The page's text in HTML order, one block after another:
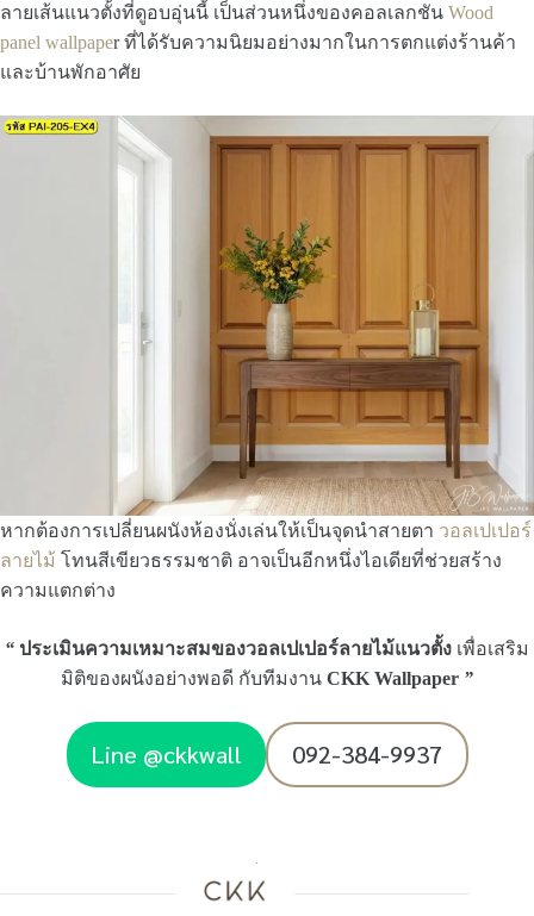
ลายเส้นแนวตั้งที่ดูอบอุ่นนี้ เป็นส่วนหนึ่งของคอลเลกชัน Wood
panel wallpaper ที่ได้รับความนิยมอย่างมากในการตกแต่งร้านค้า
และบ้านพักอาศัย
หากต้องการเปลี่ยนผนังห้องนั่งเล่นให้เป็นจุดนำสายตา วอลเปเปอร์
ลายไม้ โทนสีเขียวธรรมชาติ อาจเป็นอีกหนึ่งไอเดียที่ช่วยสร้าง
ความแตกต่าง
“ ประเมินความเหมาะสมของวอลเปเปอร์ลายไม้แนวตั้ง เพื่อเสริม
มิติของผนังอย่างพอดี กับทีมงาน CKK Wallpaper ”
Line @ckkwall 092-384-9937